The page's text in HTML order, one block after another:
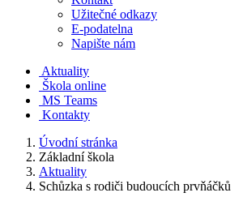
Užitečné odkazy
E-podatelna
Napište nám
Aktuality
Škola online
MS Teams
Kontakty
Úvodní stránka
Základní škola
Aktuality
Schůzka s rodiči budoucích prvňáčků